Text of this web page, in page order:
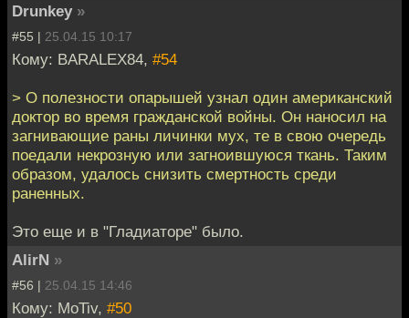
Drunkey »
#55 | 25.04.15 10:17
Кому: BARALEX84, #54
> О полезности опарышей узнал один американский
доктор во время гражданской войны. Он наносил на
загнивающие раны личинки мух, те в свою очередь
поедали некрозную или загноившуюся ткань. Таким
образом, удалось снизить смертность среди
раненных.
Это еще и в "Гладиаторе" было.
AlirN »
#56 | 25.04.15 14:46
Кому: MoTiv, #50